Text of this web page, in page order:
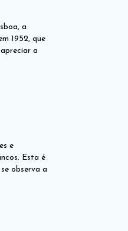
a
1952, que
a
e
Esta é
observa a